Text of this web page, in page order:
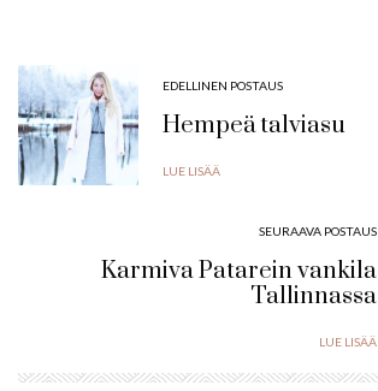
EDELLINEN POSTAUS
Hempeä talviasu
LUE LISÄÄ
SEURAAVA POSTAUS
Karmiva Patarein vankila
Tallinnassa
LUE LISÄÄ